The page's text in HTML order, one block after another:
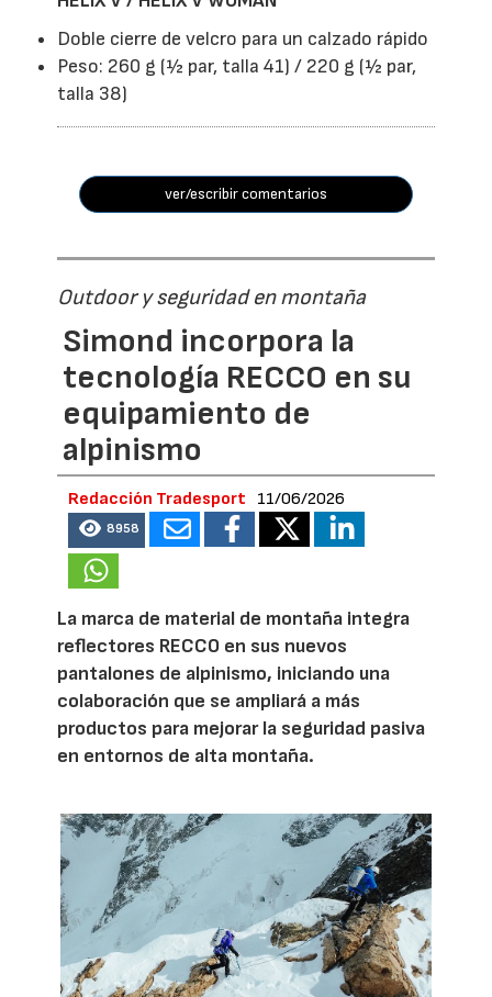
Doble cierre de velcro para un calzado rápido
Peso: 260 g (½ par, talla 41) / 220 g (½ par,
talla 38)
ver/escribir comentarios
Outdoor y seguridad en montaña
Simond incorpora la
tecnología RECCO en su
equipamiento de
alpinismo
Redacción Tradesport 11/06/2026
8958
La marca de material de montaña integra
reflectores RECCO en sus nuevos
pantalones de alpinismo, iniciando una
colaboración que se ampliará a más
productos para mejorar la seguridad pasiva
en entornos de alta montaña.